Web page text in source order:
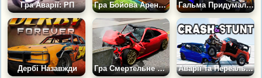
Гра Аварії: РП Гра Бойова Арена: Гонка за Перемогою Гальма Придумали Боягузи
Дербі Назавжди Гра Смертельне Падіння з Трампліна: Розбий Тачку Аварії та Нереальні Трюки